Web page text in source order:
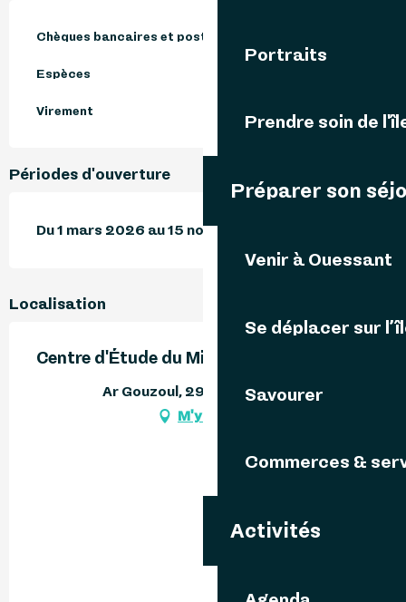
Portraits
Prendre soin de
Préparer son
Venir à Ouessant
Se déplacer sur
Savourer
Commerces &
Activités
Chèques bancaires et postaux
Espèces
Virement
Périodes d'ouverture
Du 1 mars 2026 au 15 novembre 2026
Localisation
Centre d'Étude du Milieu Ouessantin
Ar Gouzoul, 29242 Ouessant
M'y rendre